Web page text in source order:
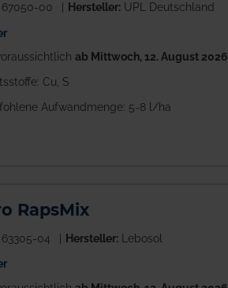
67050-00 Hersteller:UPL Deutschland
ab Mittwoch, 12. August 2026
Cu, S
Aufwandmenge: 5-8 l/ha
RapsMix
63305-04 Hersteller:Lebosol